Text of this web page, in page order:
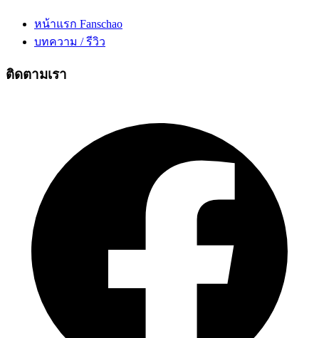
หน้าแรก Fanschao
บทความ / รีวิว
ติดตามเรา